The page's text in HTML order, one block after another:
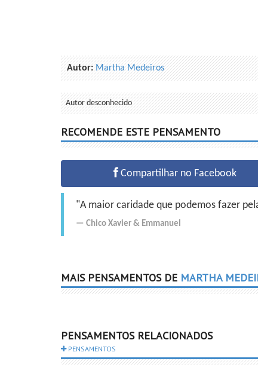
Autor:Martha Medeiros
Autor desconhecido
RECOMENDE ESTE PENSAMENTO
Compartilhar no Facebook
"A maior caridade que podemos fazer
Chico Xavier & Emmanuel
MAIS PENSAMENTOS DE MARTHA
PENSAMENTOS RELACIONADOS
PENSAMENTOS